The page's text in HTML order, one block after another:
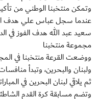
وتمكن منتخبنا الوطني من
عندما سجل عباس علي هدف
سعيد عبد الله هدف الفوز في
مجموعة منتخبنا
ووضعت القرعة منتخبنا في
ولبنان والبحرين، وتبدأ
ثم يلاقي لبنان البحرين في